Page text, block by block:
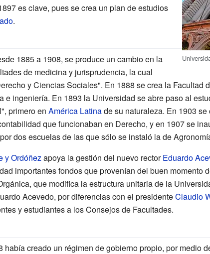
es clave, pues se crea un plan de estudios
.
1885 a 1908, se produce un cambio en la
de medicina y jurisprudencia, la cual
y Ciencias Sociales". En 1888 se crea la Facultad
e ingeniería. En 1893 la Universidad se abre paso al
primero en América Latinade su naturaleza. En 1903 se
que funcionaban en Derecho, y en 1907 se
dos escuelas de las que sólo se instaló la de
y Ordóñez apoya la gestión del nuevo rectorEduardo
importantes fondos que provenían del buen momento
que modifica la estructura unitaria de la
Acevedo, por diferencias con el presidenteClaudio
y estudiantes a los Consejos de Facultades.
había creado un régimen de gobierno propio, por medio